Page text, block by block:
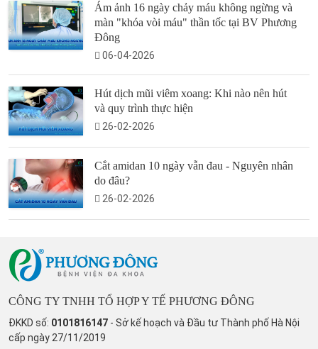
Ám ảnh 16 ngày chảy máu không ngừng và
màn "khóa vòi máu" thần tốc tại BV Phương
Đông
06-04-2026
Hút dịch mũi viêm xoang: Khi nào nên hút
và quy trình thực hiện
26-02-2026
Cắt amidan 10 ngày vẫn đau - Nguyên nhân
do đâu?
26-02-2026
CÔNG TY TNHH TỔ HỢP Y TẾ PHƯƠNG ĐÔNG
ĐKKD số: 0101816147 - Sở kế hoạch và Đầu tư Thành phố Hà Nội
cấp ngày 27/11/2019